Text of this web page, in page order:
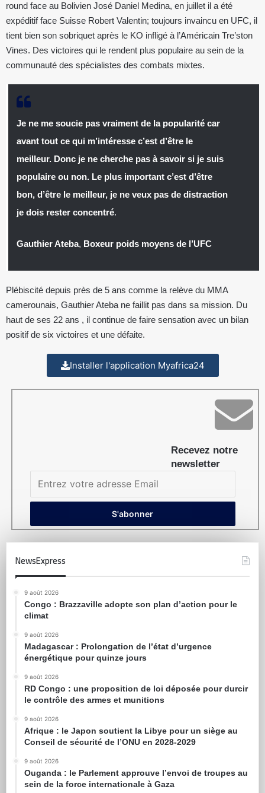
round face au Bolivien José Daniel Medina, en juillet il a été
expéditif face Suisse Robert Valentin; toujours invaincu en UFC, il
tient bien son sobriquet après le KO infligé à l’Américain Tre’ston
Vines. Des victoires qui le rendent plus populaire au sein de la
communauté des spécialistes des combats mixtes.
Je ne me soucie pas vraiment de la popularité car
avant tout ce qui m’intéresse c’est d’être le
meilleur. Donc je ne cherche pas à savoir si je suis
populaire ou non. Le plus important c’est d’être
bon, d’être le meilleur, je ne veux pas de distraction
je dois rester concentré.
Gauthier Ateba, Boxeur poids moyens de l’UFC
Plébiscité depuis près de 5 ans comme la relève du MMA
camerounais, Gauthier Ateba ne faillit pas dans sa mission. Du
haut de ses 22 ans , il continue de faire sensation avec un bilan
positif de six victoires et une défaite.
Installer l'application Myafrica24
Recevez notre
newsletter
NewsExpress
9 août 2026
Congo : Brazzaville adopte son plan d’action pour le
climat
9 août 2026
Madagascar : Prolongation de l’état d’urgence
énergétique pour quinze jours
9 août 2026
RD Congo : une proposition de loi déposée pour durcir
le contrôle des armes et munitions
9 août 2026
Afrique : le Japon soutient la Libye pour un siège au
Conseil de sécurité de l’ONU en 2028-2029
9 août 2026
Ouganda : le Parlement approuve l’envoi de troupes au
sein de la force internationale à Gaza